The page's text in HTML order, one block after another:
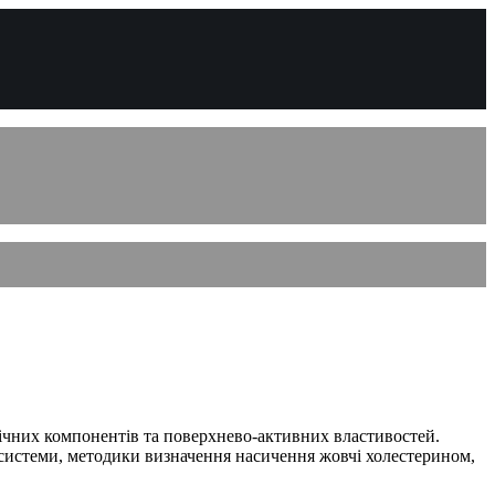
компонентів та поверхнево-активних властивостей.
методики визначення насичення жовчі холестерином,